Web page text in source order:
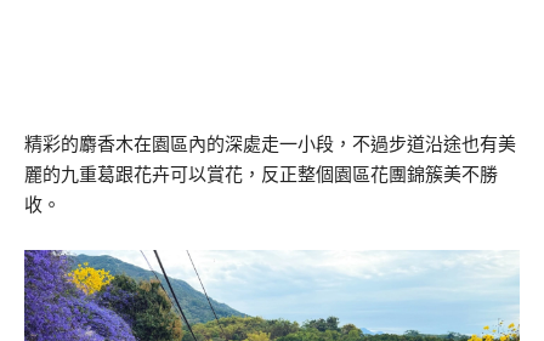
精彩的麝香木在園區內的深處走一小段，不過步道沿途也有美
麗的九重葛跟花卉可以賞花，反正整個園區花團錦簇美不勝
收。